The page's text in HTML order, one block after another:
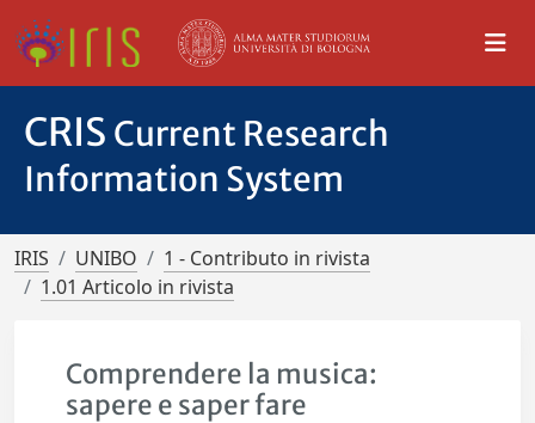
CRIS Current Research
Information System
IRIS UNIBO
1 - Contributo in rivista
1.01 Articolo in rivista
Comprendere la musica:
sapere e saper fare